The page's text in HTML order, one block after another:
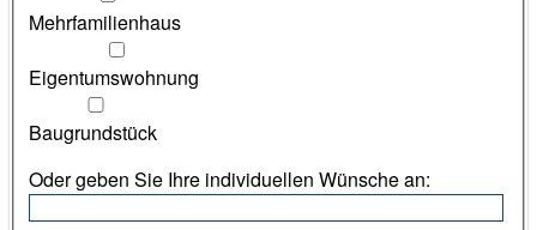
Mehrfamilienhaus
Eigentumswohnung
Baugrundstück
Oder geben Sie Ihre individuellen Wünsche an: